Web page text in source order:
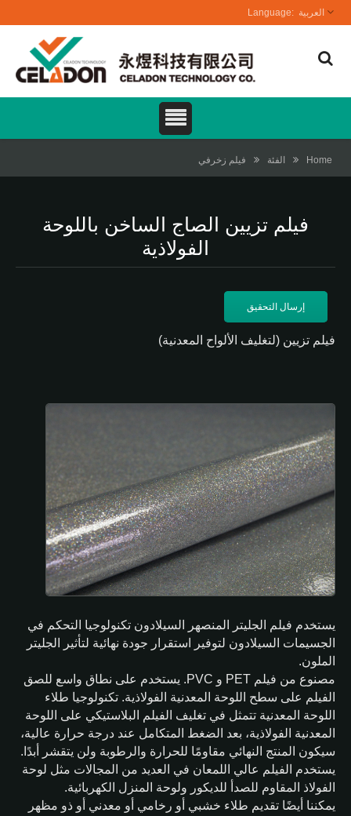
العربية
Home الفئة فيلم زخرفي
فيلم تزيين الصاج الساخن باللوحة
الفولاذية
إرسال التحقيق
فيلم تزيين (لتغليف الألواح المعدنية)
يستخدم فيلم الجليتر المنصهر السيلادون تكنولوجيا التحكم في
الجسيمات السيلادون لتوفير استقرار جودة نهائية لتأثير الجليتر
الملون.
مصنوع من فيلم PET و PVC. يستخدم على نطاق واسع للصق
الفيلم على سطح اللوحة المعدنية الفولاذية. تكنولوجيا طلاء
اللوحة المعدنية تتمثل في تغليف الفيلم البلاستيكي على اللوحة
المعدنية الفولاذية، بعد الضغط المتكامل عند درجة حرارة عالية،
سيكون المنتج النهائي مقاومًا للحرارة والرطوبة ولن يتقشر أبدًا.
يستخدم الفيلم عالي اللمعان في العديد من المجالات مثل لوحة
الفولاذ المقاوم للصدأ للديكور ولوحة المنزل الكهربائية.
يمكننا أيضًا تقديم طلاء خشبي أو رخامي أو معدني أو ذو مظهر